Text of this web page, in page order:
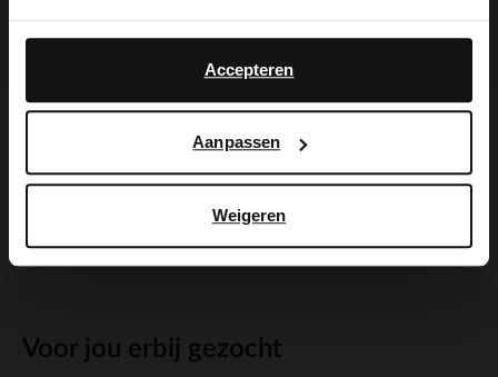
Accepteren
Aanpassen
Weigeren
Voor jou erbij gezocht
Alles over dit product
Maattabel
English